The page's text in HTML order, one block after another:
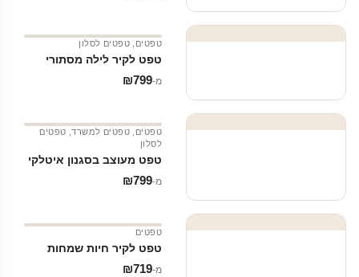
טפטים טפטים לסלון
טפט לקיר לילה מסתורי
מ‑ ₪799
טפטים טפטים למשרד, טפטים
לסלון
טפט מעוצב בסגנון איטלקי
מ‑ ₪799
טפטים
טפט לקיר חיות שמחות
מ‑ ₪719